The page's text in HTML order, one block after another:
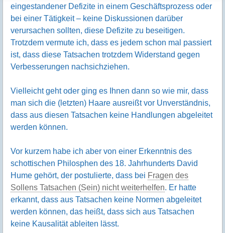
eingestandener Defizite in einem Geschäftsprozess oder
bei einer Tätigkeit – keine Diskussionen darüber
verursachen sollten, diese Defizite zu beseitigen.
Trotzdem vermute ich, dass es jedem schon mal passiert
ist, dass diese Tatsachen trotzdem Widerstand gegen
Verbesserungen nachsichziehen.
Vielleicht geht oder ging es Ihnen dann so wie mir, dass
man sich die (letzten) Haare ausreißt vor Unverständnis,
dass aus diesen Tatsachen keine Handlungen abgeleitet
werden können.
Vor kurzem habe ich aber von einer Erkenntnis des
schottischen Philosphen des 18. Jahrhunderts David
Hume gehört, der postulierte, dass bei Fragen des
Sollens Tatsachen (Sein) nicht weiterhelfen. Er hatte
erkannt, dass aus Tatsachen keine Normen abgeleitet
werden können, das heißt, dass sich aus Tatsachen
keine Kausalität ableiten lässt.